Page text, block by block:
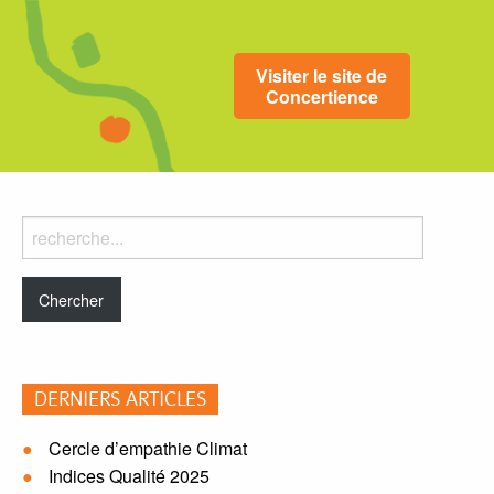
Visiter le site de
Concertience
Rechercher
dans
le
blog:
DERNIERS ARTICLES
Cercle d’empathie Climat
Indices Qualité 2025